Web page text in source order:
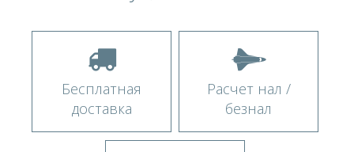
Бесплатная
доставка
Расчет нал /
безнал